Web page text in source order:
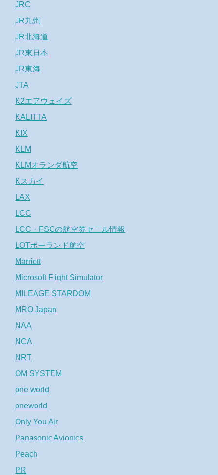
JRC
JR九州
JR北海道
JR東日本
JR東海
JTA
K2エアウェイズ
KALITTA
KIX
KLM
KLMオランダ航空
Kスカイ
LAX
LCC
LCC・FSCの航空券セール情報
LOTポーランド航空
Marriott
Microsoft Flight Simulator
MILEAGE STARDOM
MRO Japan
NAA
NCA
NRT
OM SYSTEM
one world
oneworld
Only You Air
Panasonic Avionics
Peach
PR